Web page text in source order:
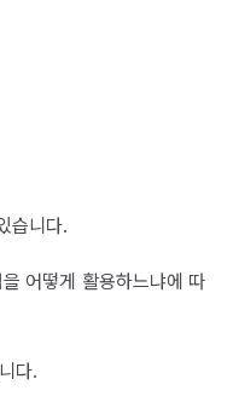
습니다.
어떻게 활용하느냐에 따
다.